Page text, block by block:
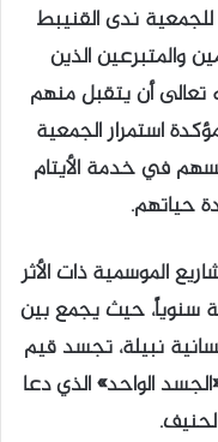
للجمعية ندى القنيبط
والمتبرعين الذين
تعالى أن يتقبل منهم
استمرار الجمعية
في خدمة الأيتام
حياتهم.
الموسمية ذات الأثر
سنوياً، حيث يجمع بين
نبيلة، تجسد قيم
الواحد» الذي دعا